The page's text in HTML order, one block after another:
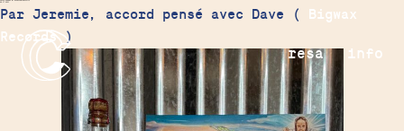
resa info
06.17.2021
Par Jeremie, accord pensé avec Dave ( Bigwax
Records)